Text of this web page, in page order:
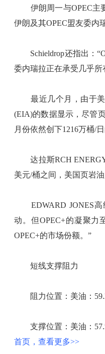
伊朗周一与OPEC主要
伊朗及其OPEC盟友委内
Schieldrop还指出：
委内瑞拉正在承受几乎所
最近几个月，由于美
(EIA)的数据显示，尽管
月份依然创下1216万桶/日
达拉斯RCH ENERGY
美元/桶之间，美国页岩
EDWARD JONES高
动。但OPEC+的凝聚力
OPEC+的市场份额。”
短线支撑阻力
阻力位置：美油：59.20
支撑位置：美油：57.58
首页，查看更多>>